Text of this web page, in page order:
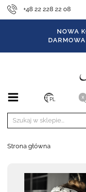
+48 22 228 22 08
NOWA
PL X
Strona główna